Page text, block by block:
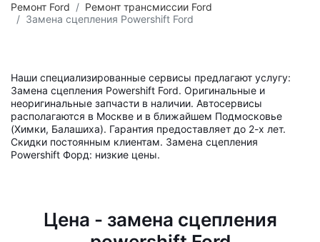
Ремонт Ford
Ремонт трансмиссии Ford
Замена сцепления Powershift Ford
Наши специализированные сервисы предлагают услугу:
Замена сцепления Powershift Ford. Оригинальные и
неоригинальные запчасти в наличии. Автосервисы
располагаются в Москве и в ближайшем Подмосковье
(Химки, Балашиха). Гарантия предоставляет до 2-х лет.
Скидки постоянным клиентам. Замена сцепления
Powershift Форд: низкие цены.
Цена - замена сцепления